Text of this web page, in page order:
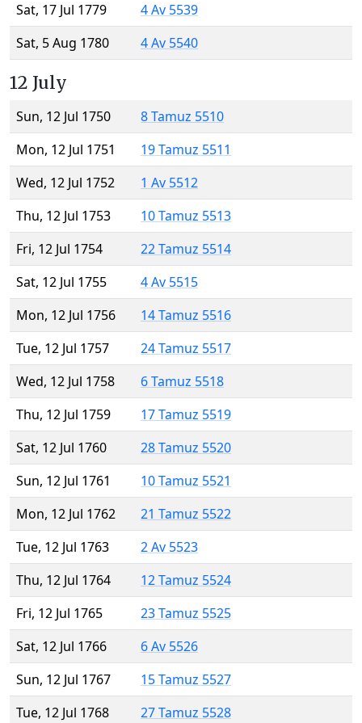
Sat, 17 Jul 1779
4 Av 5539
Sat, 5 Aug 1780
4 Av 5540
12 July
Sun, 12 Jul 1750
8 Tamuz 5510
Mon, 12 Jul 1751
19 Tamuz 5511
Wed, 12 Jul 1752
1 Av 5512
Thu, 12 Jul 1753
10 Tamuz 5513
Fri, 12 Jul 1754
22 Tamuz 5514
Sat, 12 Jul 1755
4 Av 5515
Mon, 12 Jul 1756
14 Tamuz 5516
Tue, 12 Jul 1757
24 Tamuz 5517
Wed, 12 Jul 1758
6 Tamuz 5518
Thu, 12 Jul 1759
17 Tamuz 5519
Sat, 12 Jul 1760
28 Tamuz 5520
Sun, 12 Jul 1761
10 Tamuz 5521
Mon, 12 Jul 1762
21 Tamuz 5522
Tue, 12 Jul 1763
2 Av 5523
Thu, 12 Jul 1764
12 Tamuz 5524
Fri, 12 Jul 1765
23 Tamuz 5525
Sat, 12 Jul 1766
6 Av 5526
Sun, 12 Jul 1767
15 Tamuz 5527
Tue, 12 Jul 1768
27 Tamuz 5528